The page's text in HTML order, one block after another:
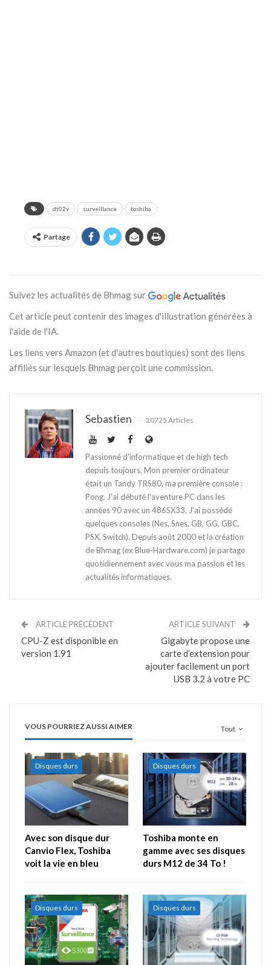
dt02v surveillance toshiba
Partage
Suivez les actualités de Bhmag sur
Cet article peut contenir des images d'illustration générées à
l'aide de l'IA.
Les liens vers Amazon (et d'autres boutiques) sont des liens
affiliés sur lesquels Bhmag perçoit une commission.
Sebastien 20725 Articles
Passionné d'informatique et de high tech
depuis toujours. Mon premier ordinateur
était un Tandy TRS80, ma première console :
Pong. J'ai débuté l'aventure PC dans les
années 90 avec un 486SX33. J'ai possédé
quelques consoles (Nes, Snes, GB, GG, GBC,
PSX, Switch). Depuis août 2000 et la création
de Bhmag (ex Blue-Hardware.com) je partage
quotidiennement avec vous ma passion et les
actualités informatiques.
ARTICLE PRÉCÉDENT
CPU-Z est disponible en
version 1.91
ARTICLE SUIVANT
Gigabyte propose une
carte d’extension pour
ajouter facilement un port
USB 3.2 à votre PC
Tout
VOUS POURRIEZ AUSSI AIMER
Disques durs
Avec son disque dur
Canvio Flex, Toshiba
voit la vie en bleu
Disques durs
Toshiba monte en
gamme avec ses disques
durs M12 de 34 To !
Disques durs Disques durs